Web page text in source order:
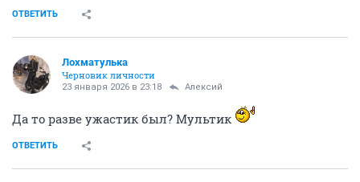
ОТВЕТИТЬ
Лохматулька
Черновик личности
23 января 2026 в 23:18 Алексий
Да то разве ужастик был? Мультик
ОТВЕТИТЬ